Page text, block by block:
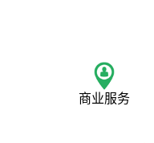
商业服务